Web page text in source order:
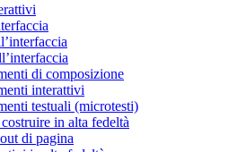
di composizione
interattivi
testuali (microtesti)
in alta fedeltà
di pagina